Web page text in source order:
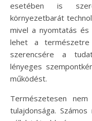
esetében is
környezetbarát
mivel a nyomtatás és
lehet a
szerencsére a
lényeges
működést.
Természetesen
tulajdonsága.